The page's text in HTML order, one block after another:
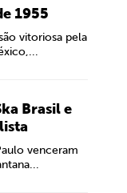
1955
vitoriosa pela
Brasil e
venceram